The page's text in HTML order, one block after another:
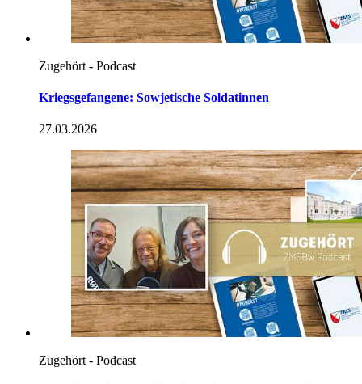
Zugehört - Podcast
Kriegsgefangene: Sowjetische Soldatinnen
27.03.2026
Zugehört - Podcast